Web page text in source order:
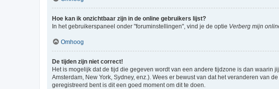
Hoe kan ik onzichtbaar zijn in de online gebruikers lijst?
In het gebruikerspaneel onder "foruminstellingen", vind je de optie Verberg mijn
Omhoog
De tijden zijn niet correct!
Het is mogelijk dat de tijd die gegeven wordt van een andere tijdzone is dan
Amsterdam, New York, Sydney, enz.). Wees er bewust van dat het veranderen van
geregistreerd bent is dit een goed moment om dit te doen.